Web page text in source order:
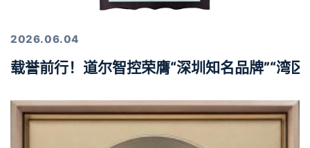
2026.06.04
载誉前行！道尔智控荣膺“深圳知名品牌”“湾